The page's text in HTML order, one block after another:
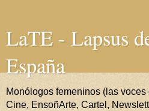
LaTE - Lapsus
España
Monólogos femeninos (las
Cine, EnsoñArte, Cartel,